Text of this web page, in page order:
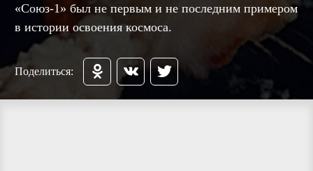
«Союз-1» был не первым и не последним примером
в истории освоения космоса.
Поделиться: